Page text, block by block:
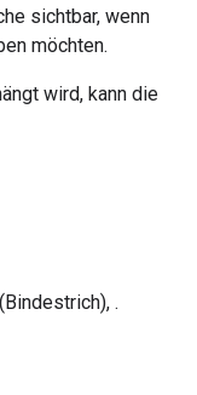
sichtbar, wenn
möchten.
wird, kann die
.